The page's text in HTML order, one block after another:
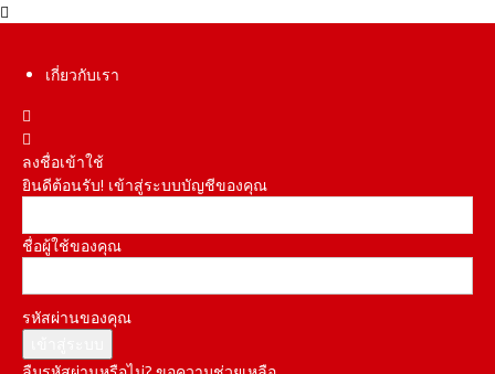
เกี่ยวกับเรา
ลงชื่อเข้าใช้
ยินดีต้อนรับ! เข้าสู่ระบบบัญชีของคุณ
ชื่อผู้ใช้ของคุณ
รหัสผ่านของคุณ